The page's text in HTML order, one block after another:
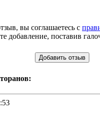
вы соглашаетесь с
добавление, поставив
Добавить отзыв